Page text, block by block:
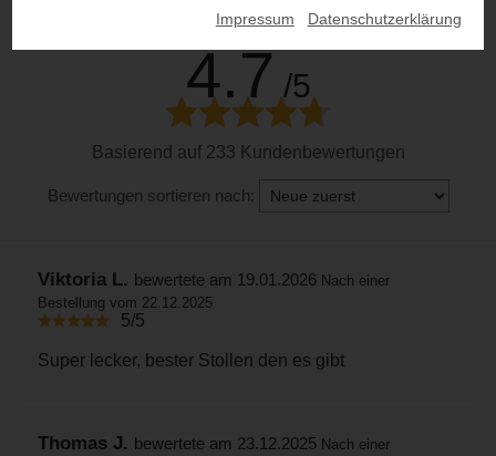
Impressum Datenschutzerklärung
Vertrauenszertifikat anzeigen
Bewertung wird geprüft
4.7 /5
Basierend auf 233 Kundenbewertungen
Bewertungen sortieren nach:
Viktoria L. bewertete am 19.01.2026 Nach einer
Bestellung vom 22.12.2025
5/5
Super lecker, bester Stollen den es gibt
Thomas J. bewertete am 23.12.2025 Nach einer